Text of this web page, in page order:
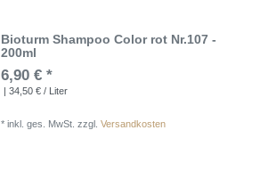
Bioturm Shampoo Color rot Nr.107 -
200ml
6,90 € *
| 34,50 € / Liter
*inkl. ges. MwSt. zzgl.Versandkosten